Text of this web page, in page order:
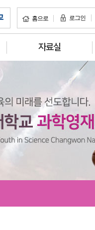
홈으로 로그인
자료실